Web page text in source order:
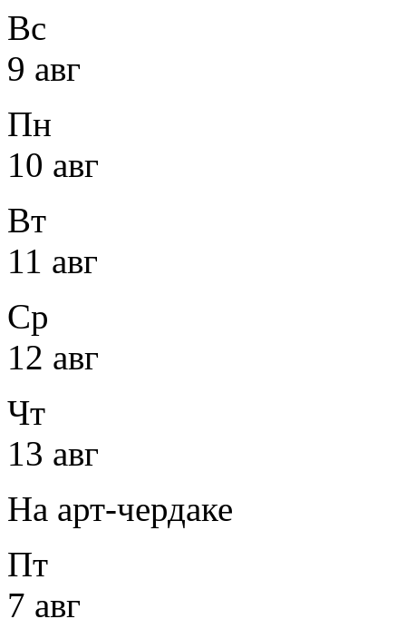
Вс
9 авг
Пн
10 авг
Вт
11 авг
Ср
12 авг
Чт
13 авг
На арт-чердаке
Пт
7 авг